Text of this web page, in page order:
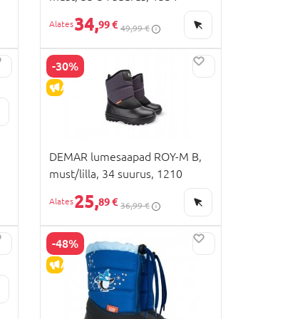
34,99 € 49,99 €
-30%
ALLAHINDLUS
DEMAR lumesaapad ROY-M B,
must/lilla, 34 suurus, 1210
25,89 € 36,99 €
-48%
ALLAHINDLUS